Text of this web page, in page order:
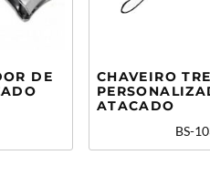
DE
CHAVEIRO
ATACADO
BS-